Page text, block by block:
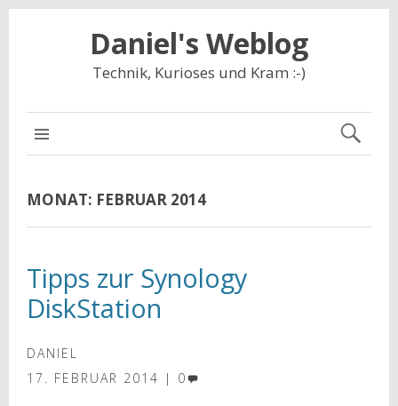
Daniel's Weblog
Technik, Kurioses und Kram :-)
MONAT: FEBRUAR 2014
Tipps zur Synology
DiskStation
DANIEL
17. FEBRUAR 2014
0